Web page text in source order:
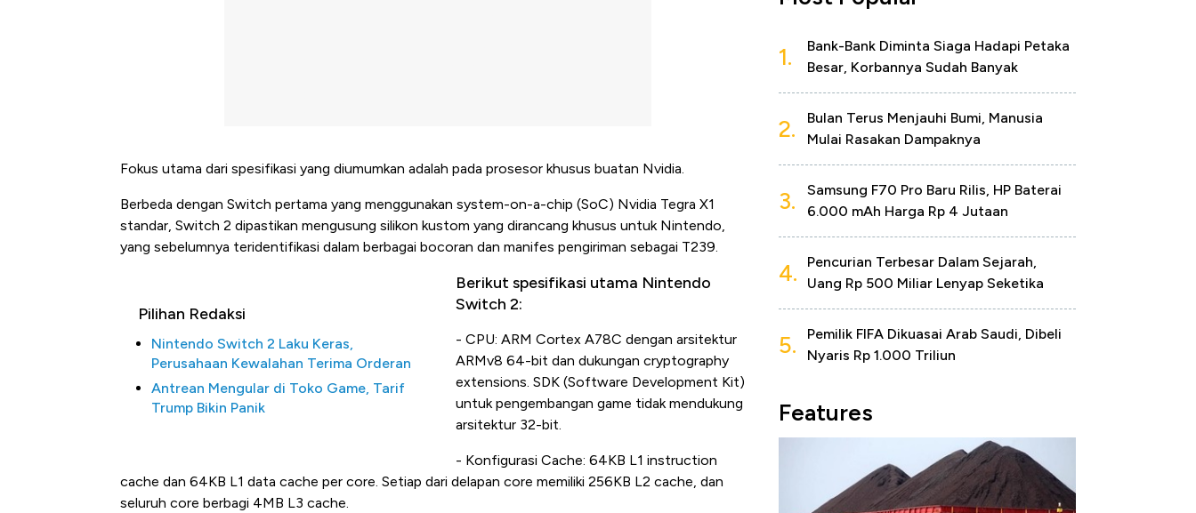
Fokus utama dari spesifikasi yang diumumkan adalah pada prosesor khusus buatan Nvidia.
Berbeda dengan Switch pertama yang menggunakan system-on-a-chip (SoC) Nvidia Tegra X1
standar, Switch 2 dipastikan mengusung silikon kustom yang dirancang khusus untuk Nintendo,
yang sebelumnya teridentifikasi dalam berbagai bocoran dan manifes pengiriman sebagai T239.
Pilihan Redaksi
Nintendo Switch 2 Laku Keras,
Perusahaan Kewalahan Terima Orderan
Antrean Mengular di Toko Game, Tarif
Trump Bikin Panik
Berikut spesifikasi utama Nintendo
Switch 2:
- CPU: ARM Cortex A78C dengan arsitektur
ARMv8 64-bit dan dukungan cryptography
extensions. SDK (Software Development Kit)
untuk pengembangan game tidak mendukung
arsitektur 32-bit.
- Konfigurasi Cache: 64KB L1 instruction
cache dan 64KB L1 data cache per core. Setiap dari delapan core memiliki 256KB L2 cache, dan
seluruh core berbagi 4MB L3 cache.
1.
Bank-Bank Diminta Siaga Hadapi Petaka
Besar, Korbannya Sudah Banyak
2.
Bulan Terus Menjauhi Bumi, Manusia
Mulai Rasakan Dampaknya
3.
Samsung F70 Pro Baru Rilis, HP Baterai
6.000 mAh Harga Rp 4 Jutaan
4.
Pencurian Terbesar Dalam Sejarah,
Uang Rp 500 Miliar Lenyap Seketika
5.
Pemilik FIFA Dikuasai Arab Saudi, Dibeli
Nyaris Rp 1.000 Triliun
Features